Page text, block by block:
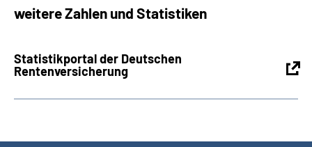
weitere Zahlen und Statistiken
Statistikportal der Deutschen
Rentenversicherung